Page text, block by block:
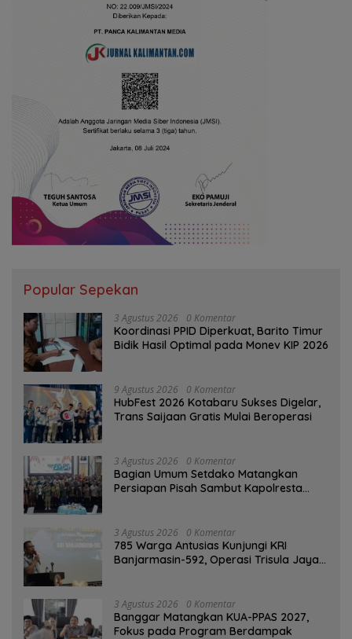
Popular Sepekan
3 Agustus 2026 0 Komentar
Koordinasi PPID Diperkuat, Barito Timur
Bidik Hasil Optimal pada Monev KIP 2026
9 Agustus 2026 0 Komentar
HubFest 2026 Kotabaru Sukses Digelar,
Trans Saijaan Gratis Mulai Beroperasi
3 Agustus 2026 0 Komentar
Bagian Umum Setdako Matangkan
Persiapan Pisah Sambut Kapolresta
3 Agustus 2026 0 Komentar
785 Warga Antusias Kunjungi KRI
Banjarmasin-592, Operasi Trisula Jaya
3 Agustus 2026 0 Komentar
‎Banggar Matangkan KUA-PPAS 2027,
Fokus pada Program Berdampak